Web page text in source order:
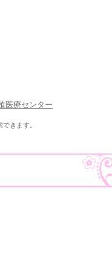
医療センター
きます。